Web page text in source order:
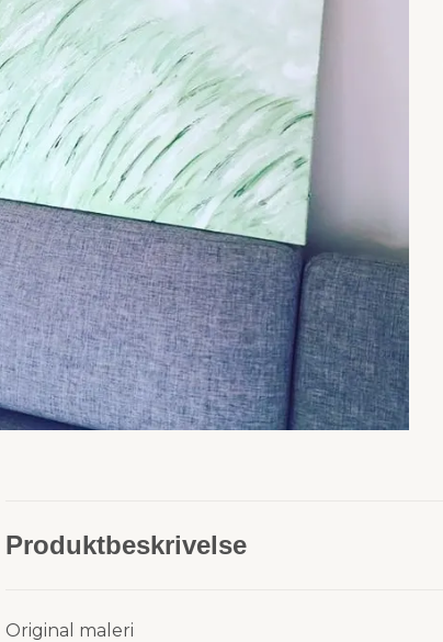
Produktbeskrivelse
Original maleri